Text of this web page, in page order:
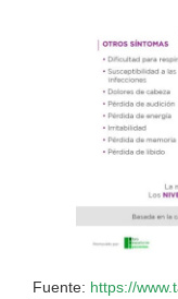
Fuente: https://